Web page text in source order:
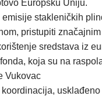
Europsku Uniju.
stakleničkih
pristupiti
sredstava iz
koja su na
Vukovac